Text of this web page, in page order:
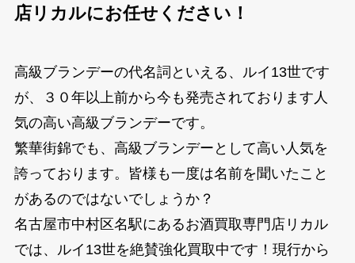
店リカルにお任せください！
高級ブランデーの代名詞といえる、ルイ13世です
が、３０年以上前から今も発売されております人
気の高い高級ブランデーです。
繁華街錦でも、高級ブランデーとして高い人気を
誇っております。皆様も一度は名前を聞いたこと
があるのではないでしょうか？
名古屋市中村区名駅にあるお酒買取専門店リカル
では、ルイ13世を絶賛強化買取中です！現行から